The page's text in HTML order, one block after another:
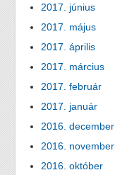
2017. június
2017. május
2017. április
2017. március
2017. február
2017. január
2016. december
2016. november
2016. október